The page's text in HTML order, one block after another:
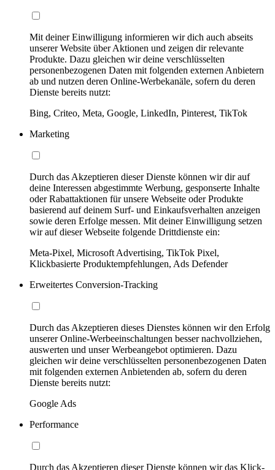
Mit deiner Einwilligung informieren wir dich auch abseits
unserer Website über Aktionen und zeigen dir relevante
Produkte. Dazu gleichen wir deine verschlüsselten
personenbezogenen Daten mit folgenden externen Anbietern
ab und nutzen deren Online-Werbekanäle, sofern du deren
Dienste bereits nutzt:
Bing, Criteo, Meta, Google, LinkedIn, Pinterest, TikTok
Marketing
Durch das Akzeptieren dieser Dienste können wir dir auf
deine Interessen abgestimmte Werbung, gesponserte Inhalte
oder Rabattaktionen für unsere Webseite oder Produkte
basierend auf deinem Surf- und Einkaufsverhalten anzeigen
sowie deren Erfolge messen. Mit deiner Einwilligung setzen
wir auf dieser Webseite folgende Drittdienste ein:
Meta-Pixel, Microsoft Advertising, TikTok Pixel,
Klickbasierte Produktempfehlungen, Ads Defender
Erweitertes Conversion-Tracking
Durch das Akzeptieren dieses Dienstes können wir den Erfolg
unserer Online-Werbeeinschaltungen besser nachvollziehen,
auswerten und unser Werbeangebot optimieren. Dazu
gleichen wir deine verschlüsselten personenbezogenen Daten
mit folgenden externen Anbietenden ab, sofern du deren
Dienste bereits nutzt:
Google Ads
Performance
Durch das Akzeptieren dieser Dienste können wir das Klick-